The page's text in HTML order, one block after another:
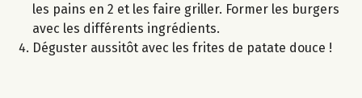
les pains en 2 et les faire griller. Former les burgers
avec les différents ingrédients.
Déguster aussitôt avec les frites de patate douce !